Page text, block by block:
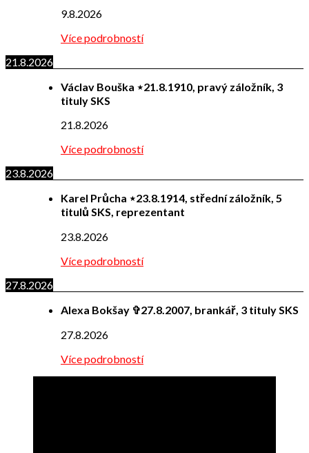
9.8.2026
Více podrobností
21.8.2026
Václav Bouška ⋆21.8.1910, pravý záložník, 3
tituly SKS
21.8.2026
Více podrobností
23.8.2026
Karel Průcha ⋆23.8.1914, střední záložník, 5
titulů SKS, reprezentant
23.8.2026
Více podrobností
27.8.2026
Alexa Bokšay ✞27.8.2007, brankář, 3 tituly SKS
27.8.2026
Více podrobností